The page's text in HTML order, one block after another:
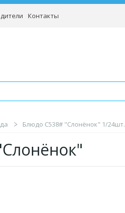
Контакты
Блюдо C538# "Слонёнок" 1/24шт.